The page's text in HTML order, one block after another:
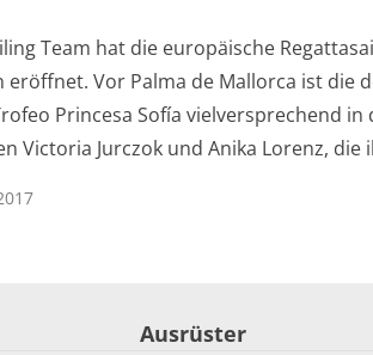
Team hat die europäische
eröffnet. Vor Palma de Mallorca ist die
Princesa Sofía vielversprechend
Victoria Jurczok und Anika Lorenz,
Ausrüster